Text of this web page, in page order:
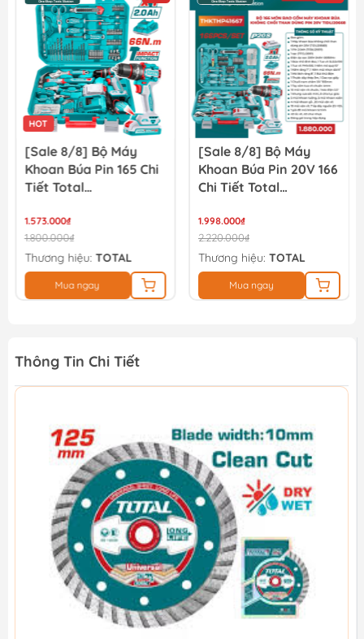
HOT
[Sale 8/8] Bộ Máy
Khoan Búa Pin 165 Chi
Tiết Total
1.573.000₫
1.800.000₫
Thương hiệu: TOTAL
Mua ngay
[Sale 8/8] Bộ Máy
Khoan Búa Pin 20V 166
Chi Tiết Total
THKTHP41667
1.998.000₫
2.220.000₫
Thương hiệu: TOTAL
Mua ngay
Thông Tin Chi Tiết